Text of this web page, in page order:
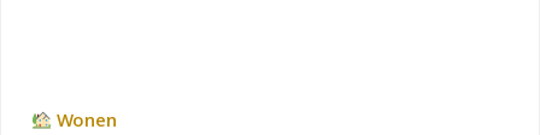
Wonen